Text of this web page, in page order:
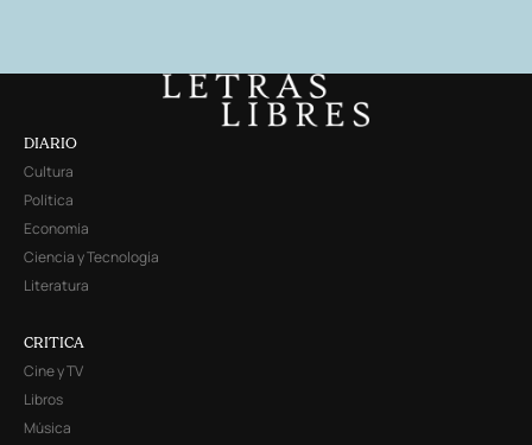
DIARIO
Cultura
Política
Economía
Ciencia y Tecnología
Literatura
CRITICA
Cine y TV
Libros
Música